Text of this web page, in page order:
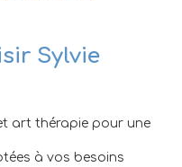
Sylvie
art thérapie pour une
à vos besoins